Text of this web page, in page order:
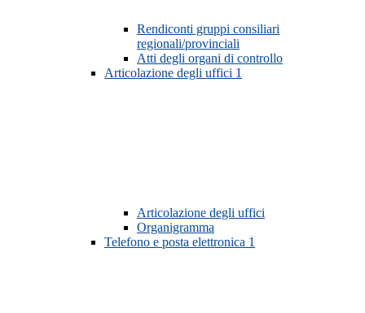
Rendiconti gruppi consiliari
regionali/provinciali
Atti degli organi di controllo
Articolazione degli uffici 1
Articolazione degli uffici
Organigramma
Telefono e posta elettronica 1